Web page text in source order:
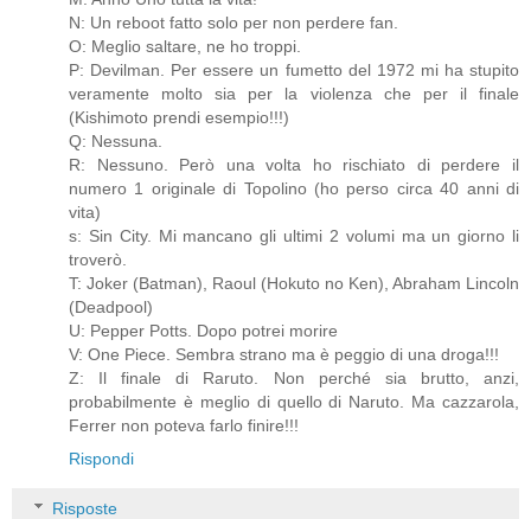
N: Un reboot fatto solo per non perdere fan.
O: Meglio saltare, ne ho troppi.
P: Devilman. Per essere un fumetto del 1972 mi ha stupito
veramente molto sia per la violenza che per il finale
(Kishimoto prendi esempio!!!)
Q: Nessuna.
R: Nessuno. Però una volta ho rischiato di perdere il
numero 1 originale di Topolino (ho perso circa 40 anni di
vita)
s: Sin City. Mi mancano gli ultimi 2 volumi ma un giorno li
troverò.
T: Joker (Batman), Raoul (Hokuto no Ken), Abraham Lincoln
(Deadpool)
U: Pepper Potts. Dopo potrei morire
V: One Piece. Sembra strano ma è peggio di una droga!!!
Z: Il finale di Raruto. Non perché sia brutto, anzi,
probabilmente è meglio di quello di Naruto. Ma cazzarola,
Ferrer non poteva farlo finire!!!
Rispondi
Risposte